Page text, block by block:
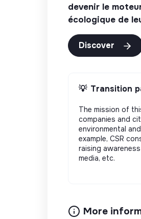
devenir le
écologique de
Discover
💡 Transition
The mission of
companies and
environmental
example, CSR
raising
media, etc.
More